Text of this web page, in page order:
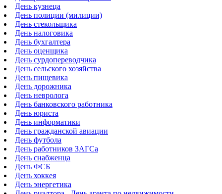
День кузнеца
День полиции (милиции)
День стекольщика
День налоговика
День бухгалтера
День оценщика
День сурдопереводчика
День сельского хозяйства
День пищевика
День дорожника
День невролога
День банковского работника
День юриста
День информатики
День гражданской авиации
День футбола
День работников ЗАГСа
День снабженца
День ФСБ
День хоккея
День энергетика